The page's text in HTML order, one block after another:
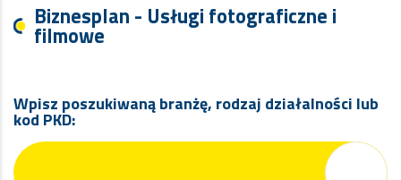
Biznesplan - Usługi fotograficzne i
filmowe
Wpisz poszukiwaną branżę, rodzaj działalności lub
kod PKD: